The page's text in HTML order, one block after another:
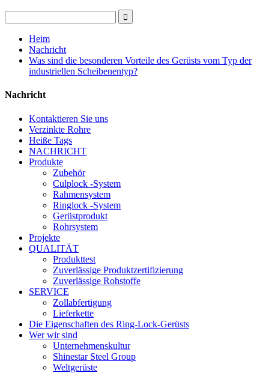
Heim
Nachricht
Was sind die besonderen Vorteile des Gerüsts vom Typ der
industriellen Scheibenentyp?
Nachricht
Kontaktieren Sie uns
Verzinkte Rohre
Heiße Tags
NACHRICHT
Produkte
Zubehör
Culplock -System
Rahmensystem
Ringlock -System
Gerüstprodukt
Rohrsystem
Projekte
QUALITÄT
Produkttest
Zuverlässige Produktzertifizierung
Zuverlässige Rohstoffe
SERVICE
Zollabfertigung
Lieferkette
Die Eigenschaften des Ring-Lock-Gerüsts
Wer wir sind
Unternehmenskultur
Shinestar Steel Group
Weltgerüste